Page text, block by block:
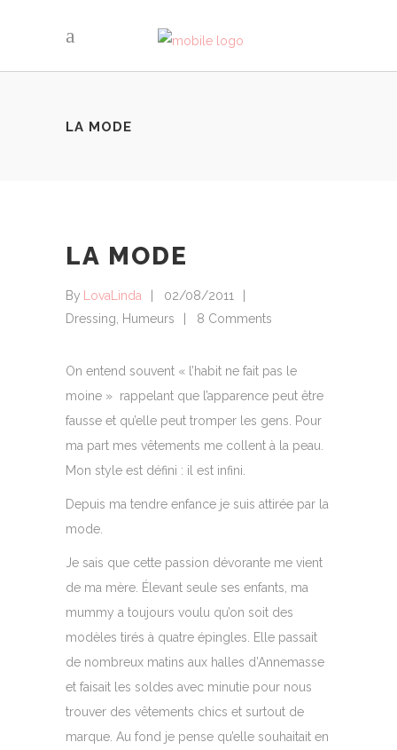
LA MODE
LA MODE
By LovaLinda
02/08/2011
Dressing, Humeurs 8 Comments
On entend souvent « l’habit ne fait pas le
moine » rappelant que l’apparence peut être
fausse et qu’elle peut tromper les gens. Pour
ma part mes vêtements me collent à la peau.
Mon style est défini : il est infini.
Depuis ma tendre enfance je suis attirée par la
mode.
Je sais que cette passion dévorante me vient
de ma mère. Élevant seule ses enfants, ma
mummy a toujours voulu qu’on soit des
modèles tirés à quatre épingles. Elle passait
de nombreux matins aux halles d’Annemasse
et faisait les soldes avec minutie pour nous
trouver des vêtements chics et surtout de
marque. Au fond je pense qu’elle souhaitait en